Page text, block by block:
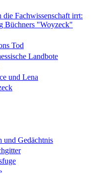
die Fachwissenschaft irrt:
Büchners "Woyzeck"
Tod
Landbote
und Lena
und Gedächtnis